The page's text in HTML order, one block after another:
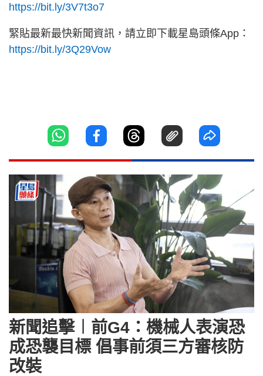
https://bit.ly/3V7t3o7
緊貼最新最快新聞資訊，請立即下載星島頭條App：
https://bit.ly/3Q29Vow
新聞追擊︱前G4：機械人表演恐
成恐襲目標 倡事前須三方審核防
改裝